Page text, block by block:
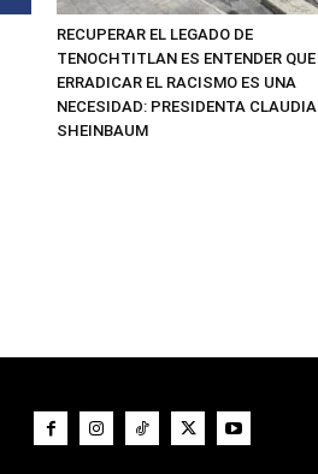
RECUPERAR EL LEGADO DE
TENOCHTITLAN ES ENTENDER QUE
ERRADICAR EL RACISMO ES UNA
NECESIDAD: PRESIDENTA CLAUDIA
SHEINBAUM